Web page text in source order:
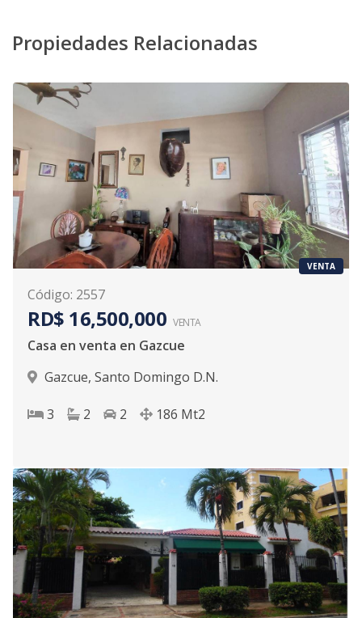
Propiedades Relacionadas
VENTA
Código: 2557
RD$ 16,500,000 VENTA
Casa en venta en Gazcue
Gazcue, Santo Domingo D.N.
3 2 2 186 Mt2